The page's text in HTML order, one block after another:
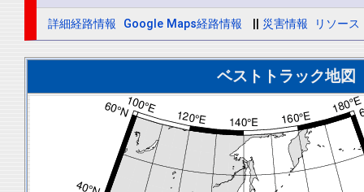
詳細経路情報 Google Maps経路情報 災害情報 リソース
ベストトラック地図